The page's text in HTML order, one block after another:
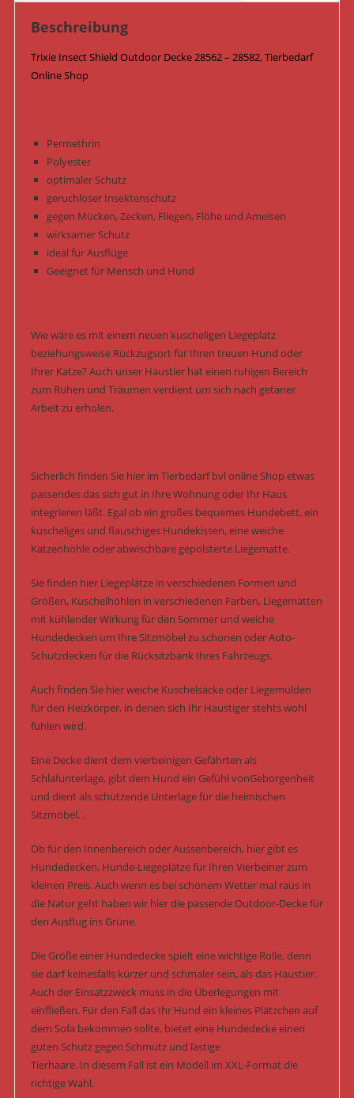
Beschreibung
Trixie Insect Shield Outdoor Decke 28562 – 28582, Tierbedarf
Online Shop
Permethrin
Polyester
optimaler Schutz
geruchloser Insektenschutz
gegen Mücken, Zecken, Fliegen, Flöhe und Ameisen
wirksamer Schutz
ideal für Ausflüge
Geeignet für Mensch und Hund
Wie wäre es mit einem neuen kuscheligen Liegeplatz
beziehungsweise Rückzugsort für Ihren treuen Hund oder
Ihrer Katze? Auch unser Haustier hat einen ruhigen Bereich
zum Ruhen und Träumen verdient um sich nach getaner
Arbeit zu erholen.
Sicherlich finden Sie hier im Tierbedarf bvl online Shop etwas
passendes das sich gut in Ihre Wohnung oder Ihr Haus
integrieren läßt. Egal ob ein großes bequemes Hundebett, ein
kuscheliges und flauschiges Hundekissen, eine weiche
Katzenhöhle oder abwischbare gepolsterte Liegematte.
Sie finden hier Liegeplätze in verschiedenen Formen und
Größen, Kuschelhöhlen in verschiedenen Farben, Liegematten
mit kühlender Wirkung für den Sommer und weiche
Hundedecken um Ihre Sitzmöbel zu schonen oder Auto-
Schutzdecken für die Rücksitzbank Ihres Fahrzeugs.
Auch finden Sie hier weiche Kuschelsäcke oder Liegemulden
für den Heizkörper, in denen sich Ihr Haustiger stehts wohl
fühlen wird.
Eine Decke dient dem vierbeinigen Gefährten als
Schlafunterlage, gibt dem Hund ein Gefühl vonGeborgenheit
und dient als schützende Unterlage für die heimischen
Sitzmöbel. .
Ob für den Innenbereich oder Aussenbereich, hier gibt es
Hundedecken, Hunde-Liegeplätze für Ihren Vierbeiner zum
kleinen Preis. Auch wenn es bei schönem Wetter mal raus in
die Natur geht haben wir hier die passende Outdoor-Decke für
den Ausflug ins Grüne.
Die Größe einer Hundedecke spielt eine wichtige Rolle, denn
sie darf keinesfalls kürzer und schmaler sein, als das Haustier.
Auch der Einsatzzweck muss in die Überlegungen mit
einfließen. Für den Fall das Ihr Hund ein kleines Plätzchen auf
dem Sofa bekommen sollte, bietet eine Hundedecke einen
guten Schutz gegen Schmutz und lästige
Tierhaare. In diesem Fall ist ein Modell im XXL-Format die
richtige Wahl.